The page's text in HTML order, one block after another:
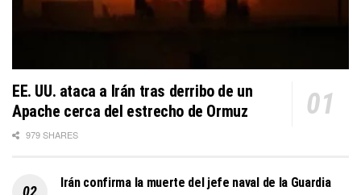
EE. UU. ataca a Irán tras derribo de un
Apache cerca del estrecho de Ormuz
979 SHARES
Irán confirma la muerte del jefe naval de la Guardia